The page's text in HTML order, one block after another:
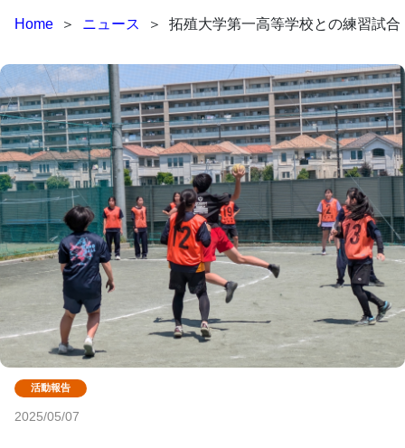
Home ＞ ニュース ＞ 拓殖大学第一高等学校との練習試合
2025/05/07